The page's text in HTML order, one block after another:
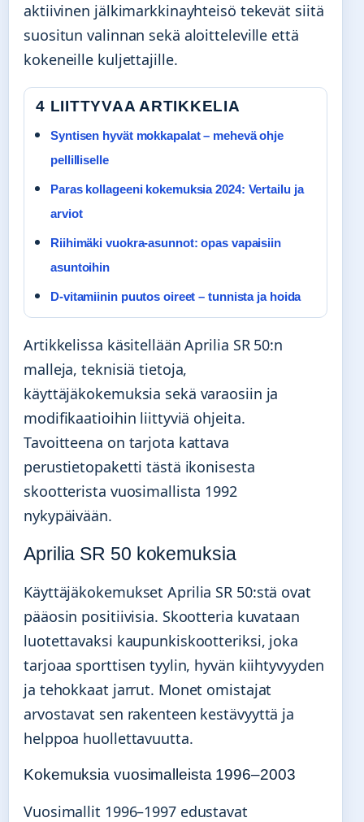
aktiivinen jälkimarkkinayhteisö tekevät siitä
suositun valinnan sekä aloitteleville että
kokeneille kuljettajille.
4 LIITTYVAA ARTIKKELIA
Syntisen hyvät mokkapalat – mehevä ohje
pellilliselle
Paras kollageeni kokemuksia 2024: Vertailu ja
arviot
Riihimäki vuokra-asunnot: opas vapaisiin
asuntoihin
D-vitamiinin puutos oireet – tunnista ja hoida
Artikkelissa käsitellään Aprilia SR 50:n
malleja, teknisiä tietoja,
käyttäjäkokemuksia sekä varaosiin ja
modifikaatioihin liittyviä ohjeita.
Tavoitteena on tarjota kattava
perustietopaketti tästä ikonisesta
skootterista vuosimallista 1992
nykypäivään.
Aprilia SR 50 kokemuksia
Käyttäjäkokemukset Aprilia SR 50:stä ovat
pääosin positiivisia. Skootteria kuvataan
luotettavaksi kaupunkiskootteriksi, joka
tarjoaa sporttisen tyylin, hyvän kiihtyvyyden
ja tehokkaat jarrut. Monet omistajat
arvostavat sen rakenteen kestävyyttä ja
helppoa huollettavuutta.
Kokemuksia vuosimalleista 1996–2003
Vuosimallit 1996–1997 edustavat